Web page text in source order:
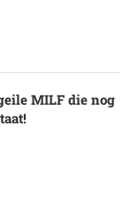
MILF die nog